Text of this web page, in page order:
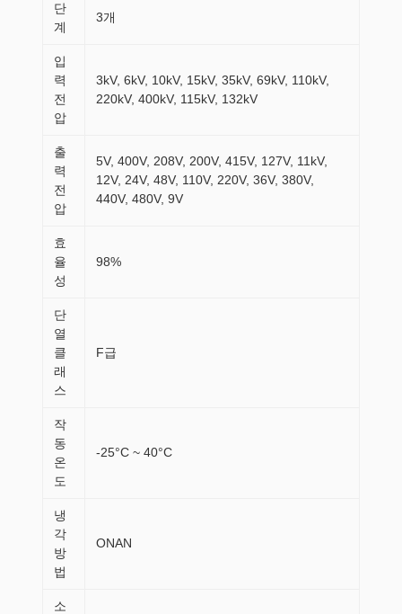
단
계
3개
입
력
전
압
3kV, 6kV, 10kV, 15kV, 35kV, 69kV, 110kV,
220kV, 400kV, 115kV, 132kV
출
력
전
압
5V, 400V, 208V, 200V, 415V, 127V, 11kV,
12V, 24V, 48V, 110V, 220V, 36V, 380V,
440V, 480V, 9V
효
율
성
98%
단
열
클
래
스
F급
작
동
온
도
-25°C ~ 40°C
냉
각
방
법
ONAN
소